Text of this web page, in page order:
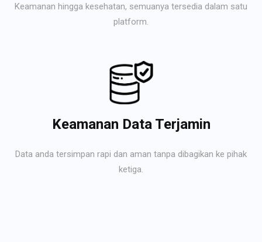
Keamanan hingga kesehatan, semuanya tersedia dalam satu
platform.
Keamanan Data Terjamin
Data anda tersimpan rapi dan aman tanpa dibagikan ke pihak
ketiga.